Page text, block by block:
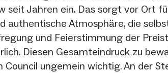
seit Jahren ein. Das sorgt vor Ort
authentische Atmosphäre, die
und Feierstimmung der
Diesen Gesamteindruck zu
Council ungemein wichtig. An der